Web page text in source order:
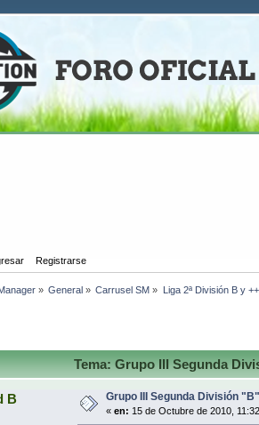
Registrarse
» General » Carrusel SM » Liga 2ª División B y
Tema: Grupo III Segunda
B Grupo III Segunda División
«en: 15 de Octubre de 2010,